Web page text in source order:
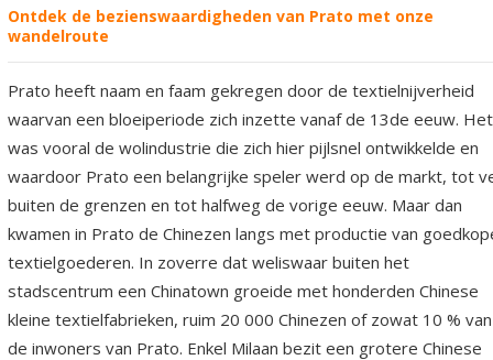
Ontdek de bezienswaardigheden van Prato met onze
wandelroute
Prato heeft naam en faam gekregen door de textielnijverheid
waarvan een bloeiperiode zich inzette vanaf de 13de eeuw. Het
was vooral de wolindustrie die zich hier pijlsnel ontwikkelde en
waardoor Prato een belangrijke speler werd op de markt, tot
buiten de grenzen en tot halfweg de vorige eeuw. Maar dan
kwamen in Prato de Chinezen langs met productie van
textielgoederen. In zoverre dat weliswaar buiten het
stadscentrum een Chinatown groeide met honderden Chinese
kleine textielfabrieken, ruim 20 000 Chinezen of zowat 10 % van
de inwoners van Prato. Enkel Milaan bezit een grotere Chinese